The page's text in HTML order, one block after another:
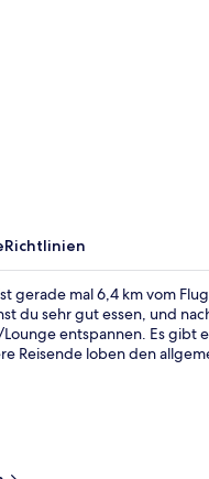
Richtlinien
gerade mal 6,4 km vom
du sehr gut essen, und
entspannen. Es
Reisende loben den